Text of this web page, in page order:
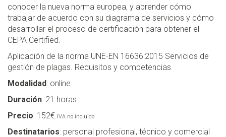
conocer la nueva norma europea, y aprender cómo
trabajar de acuerdo con su diagrama de servicios y cómo
desarrollar el proceso de certificación para obtener el
CEPA Certified.
Aplicación de la norma UNE-EN 16636:2015 Servicios de
gestión de plagas. Requisitos y competencias
Modalidad: online
Duración: 21 horas
Precio: 152€ IVA no incluido
Destinatarios: personal profesional, técnico y comercial